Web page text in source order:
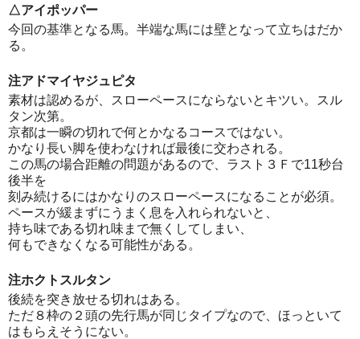
△アイポッパー
今回の基準となる馬。半端な馬には壁となって立ちはだか
る。
注アドマイヤジュピタ
素材は認めるが、スローペースにならないとキツい。スル
タン次第。
京都は一瞬の切れで何とかなるコースではない。
かなり長い脚を使わなければ最後に交わされる。
この馬の場合距離の問題があるので、ラスト３Ｆで11秒台
後半を
刻み続けるにはかなりのスローペースになることが必須。
ペースが緩まずにうまく息を入れられないと、
持ち味である切れ味まで無くしてしまい、
何もできなくなる可能性がある。
注ホクトスルタン
後続を突き放せる切れはある。
ただ８枠の２頭の先行馬が同じタイプなので、ほっといて
はもらえそうにない。